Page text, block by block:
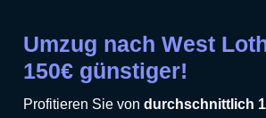
Umzug nach West
150€ günstiger!
Profitieren Sie von durchschnittlich